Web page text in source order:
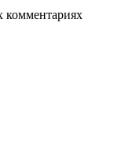
комментариях